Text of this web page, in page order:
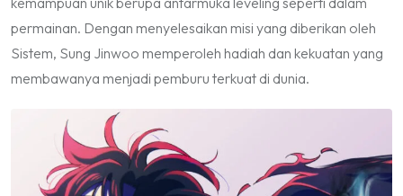
permainan. Dengan menyelesaikan misi yang diberikan oleh
Sistem, Sung Jinwoo memperoleh hadiah dan kekuatan yang
membawanya menjadi pemburu terkuat di dunia.